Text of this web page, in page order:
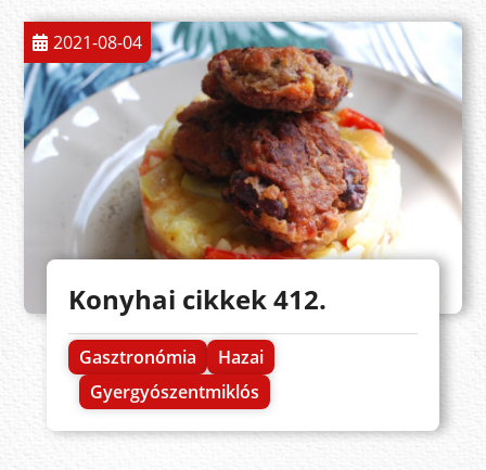
2021-08-04
Konyhai cikkek 412.
Gasztronómia
Hazai
Gyergyószentmiklós